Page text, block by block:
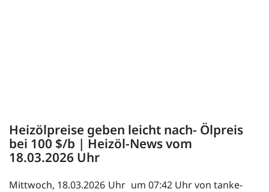
Heizölpreise geben leicht nach- Ölpreis
bei 100 $/b | Heizöl-News vom
18.03.2026
Mittwoch, 18.03.2026
um 07:42 Uhr von tanke-